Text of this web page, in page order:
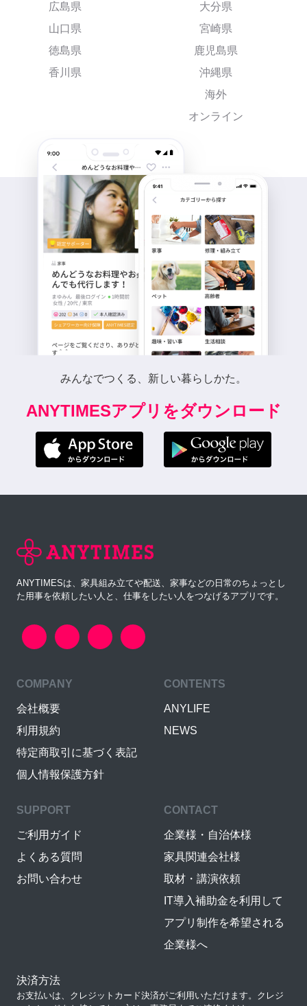
広島県
山口県
徳島県
香川県
大分県
宮崎県
鹿児島県
沖縄県
海外
オンライン
みんなでつくる、新しい暮らしかた。
ANYTIMESアプリをダウンロード
ANYTIMESは、家具組み立てや配送、家事などの日常のちょっとし
た用事を依頼したい人と、仕事をしたい人をつなげるアプリです。
COMPANY
会社概要
利用規約
特定商取引に基づく表記
個人情報保護方針
CONTENTS
ANYLIFE
NEWS
SUPPORT
ご利用ガイド
よくある質問
お問い合わせ
CONTACT
企業様・自治体様
家具関連会社様
取材・講演依頼
IT導入補助金を利用して
アプリ制作を希望される
企業様へ
決済方法
お支払いは、クレジットカード決済がご利用いただけます。クレジ